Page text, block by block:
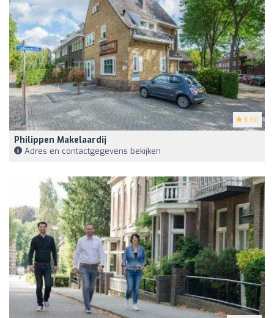
5 (5)
Philippen Makelaardij
Adres en contactgegevens bekijken